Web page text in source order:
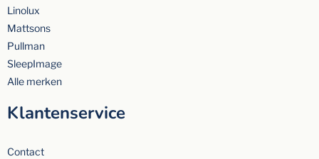
Linolux
Mattsons
Pullman
SleepImage
Alle merken
Klantenservice
Contact